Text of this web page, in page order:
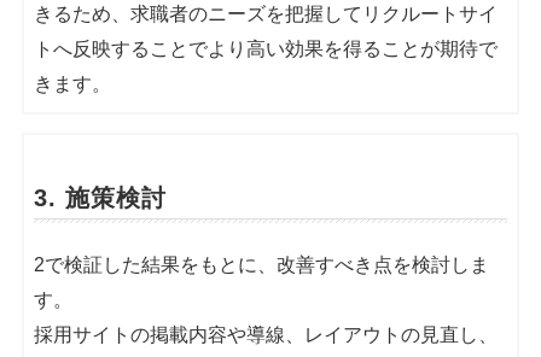
きるため、求職者のニーズを把握してリクルートサイ
トへ反映することでより高い効果を得ることが期待で
きます。
3. 施策検討
2で検証した結果をもとに、改善すべき点を検討しま
す。
採用サイトの掲載内容や導線、レイアウトの見直し、